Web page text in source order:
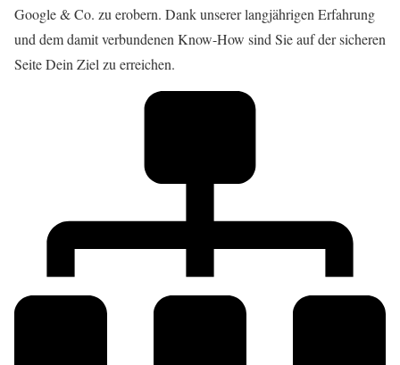
Google & Co. zu erobern. Dank unserer langjährigen Erfahrung
und dem damit verbundenen Know-How sind Sie auf der sicheren
Seite Dein Ziel zu erreichen.